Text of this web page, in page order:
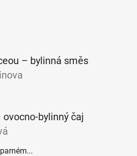
– bylinná směs
5 z 5 hvězdiček.
bylinný čaj
5 z 5 hvězdiček.